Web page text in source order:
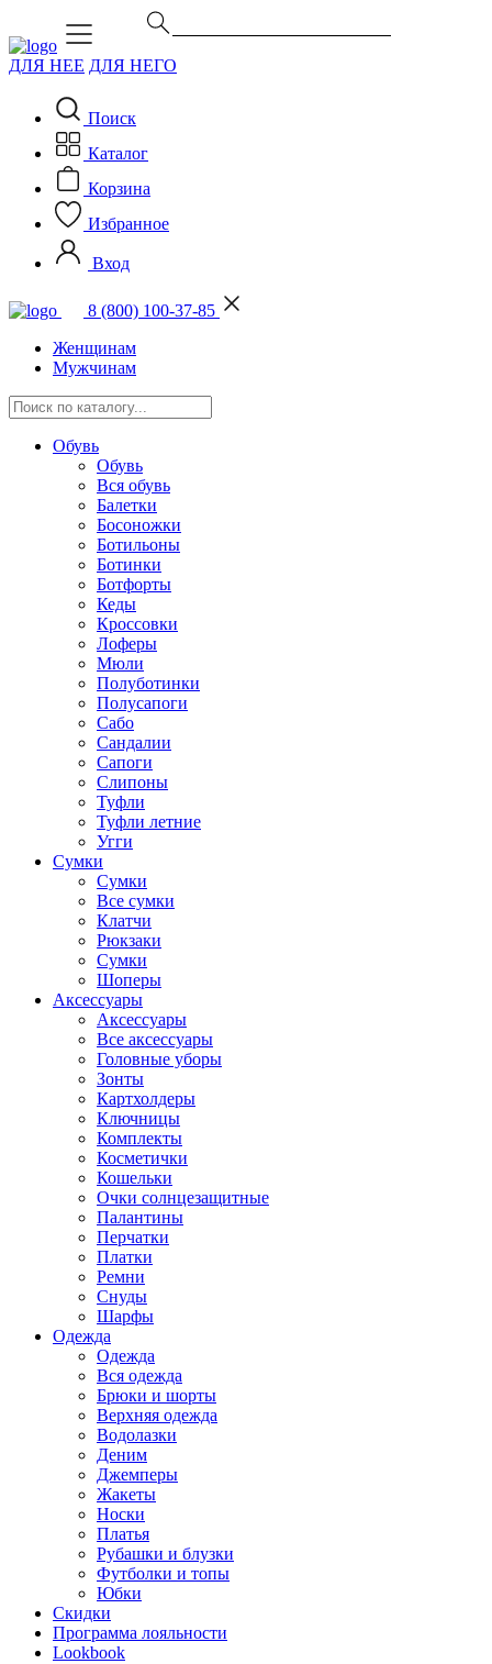
ДЛЯ НЕЕ ДЛЯ НЕГО
Поиск
Каталог
Корзина
Избранное
Вход
8 (800) 100-37-85
Женщинам
Мужчинам
Обувь
Обувь
Вся обувь
Балетки
Босоножки
Ботильоны
Ботинки
Ботфорты
Кеды
Кроссовки
Лоферы
Мюли
Полуботинки
Полусапоги
Сабо
Сандалии
Сапоги
Слипоны
Туфли
Туфли летние
Угги
Сумки
Сумки
Все сумки
Клатчи
Рюкзаки
Сумки
Шоперы
Аксессуары
Аксессуары
Все аксессуары
Головные уборы
Зонты
Картхолдеры
Ключницы
Комплекты
Косметички
Кошельки
Очки солнцезащитные
Палантины
Перчатки
Платки
Ремни
Снуды
Шарфы
Одежда
Одежда
Вся одежда
Брюки и шорты
Верхняя одежда
Водолазки
Деним
Джемперы
Жакеты
Носки
Платья
Рубашки и блузки
Футболки и топы
Юбки
Скидки
Программа лояльности
Lookbook